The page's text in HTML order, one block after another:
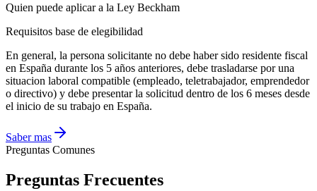
Quien puede aplicar a la Ley Beckham
Requisitos base de elegibilidad
En general, la persona solicitante no debe haber sido residente fiscal
en España durante los 5 años anteriores, debe trasladarse por una
situacion laboral compatible (empleado, teletrabajador, emprendedor
o directivo) y debe presentar la solicitud dentro de los 6 meses desde
el inicio de su trabajo en España.
Saber mas
Preguntas Comunes
Preguntas Frecuentes